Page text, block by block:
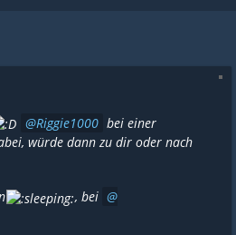
Riggie1000 bei einer
würde dann zu dir oder nach
, bei